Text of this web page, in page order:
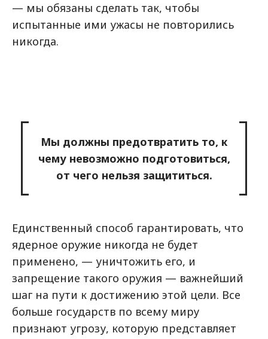
— мы обязаны сделать так, чтобы
испытанные ими ужасы не повторились
никогда.
Мы должны предотвратить то, к
чему невозможно подготовиться,
от чего нельзя защититься.
Единственный способ гарантировать, что
ядерное оружие никогда не будет
применено, — уничтожить его, и
запрещение такого оружия — важнейший
шаг на пути к достижению этой цели. Все
больше государств по всему миру
признают угрозу, которую представляет